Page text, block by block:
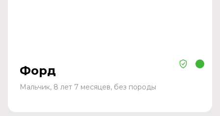
Форд
Мальчик, 8 лет 7 месяцев, без породы